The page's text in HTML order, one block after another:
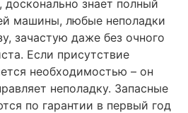
досконально знает полный
машины, любые неполадки
зачастую даже без очного
Если присутствие
необходимостью – он
неполадку. Запасные
по гарантии в первый год